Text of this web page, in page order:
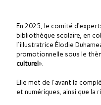
En 2025, le comité
bibliothèque scolaire, en
l'illustratrice Élodie
promotionnelle sous le
culturel ».
Elle met de l'avant la
et numériques, ainsi que la